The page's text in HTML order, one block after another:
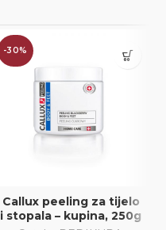
-30%
Callux peeling za tijelo
i stopala – kupina, 250g